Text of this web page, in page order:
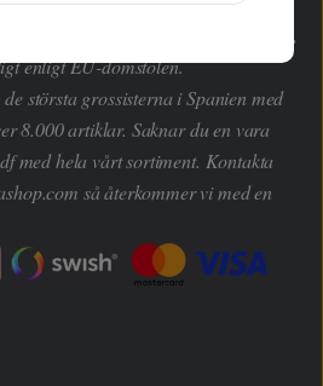
inom alla kategorier enkelt,
enligt EU-domstolen.
största grossisterna i Spanien med
8.000 artiklar. Saknar du en vara
med hela vårt sortiment. Kontakta
så återkommer vi med en